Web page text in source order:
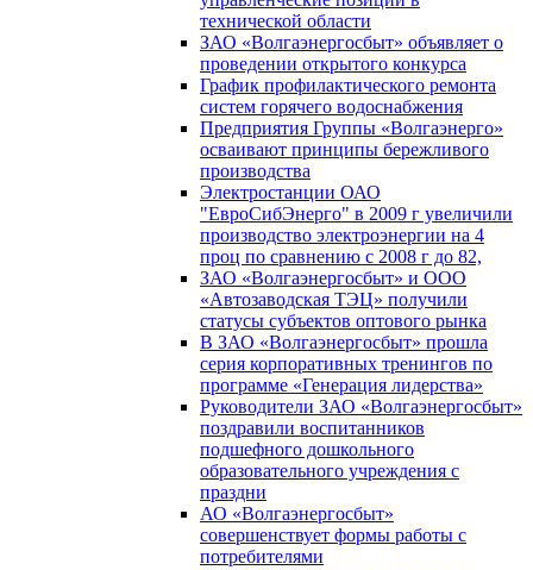
технической области
ЗАО «Волгаэнергосбыт» объявляет о
проведении открытого конкурса
График профилактического ремонта
систем горячего водоснабжения
Предприятия Группы «Волгаэнерго»
осваивают принципы бережливого
производства
Электростанции ОАО
"ЕвроСибЭнерго" в 2009 г увеличили
производство электроэнергии на 4
проц по сравнению с 2008 г до 82,
ЗАО «Волгаэнергосбыт» и ООО
«Автозаводская ТЭЦ» получили
статусы субъектов оптового рынка
В ЗАО «Волгаэнергосбыт» прошла
серия корпоративных тренингов по
программе «Генерация лидерства»
Руководители ЗАО «Волгаэнергосбыт»
поздравили воспитанников
подшефного дошкольного
образовательного учреждения с
праздни
АО «Волгаэнергосбыт»
совершенствует формы работы с
потребителями